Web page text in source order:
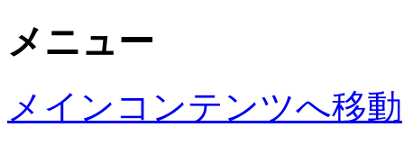
メニュー
メインコンテンツへ移動